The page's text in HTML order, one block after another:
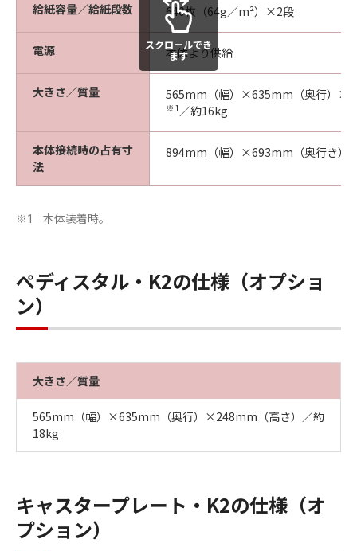
給紙容量／給紙段数 640枚（64g／m²）×2段
電源 本体より供給
大きさ／質量 565mm（幅）×635mm（奥行）
※1 ／約16kg
本体接続時の占有寸
法
894mm（幅）×693mm（奥行き）
スクロールでき
ます
※1 本体装着時。
ぺディスタル・K2の仕様（オプショ
ン）
大きさ／質量
565mm（幅）×635mm（奥行）×248mm（高さ）／約
18kg
キャスタープレート・K2の仕様（オ
プション）